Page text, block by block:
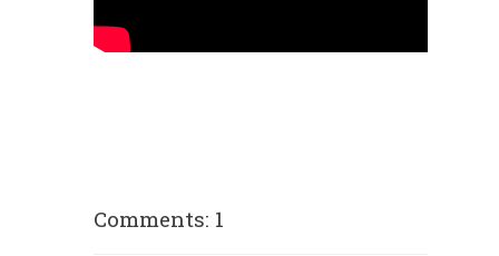
Comments: 1